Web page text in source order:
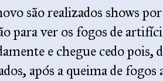
são realizados shows
para ver os fogos de
e chegue cedo pois,
após a queima de fogos